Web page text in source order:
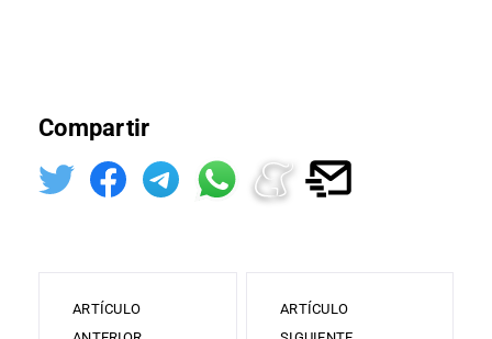
Compartir
ARTÍCULO
ARTÍCULO